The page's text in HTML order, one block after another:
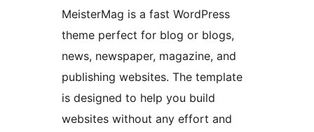
MeisterMag is a fast WordPress
theme perfect for blog or blogs,
news, newspaper, magazine, and
publishing websites. The template
is designed to help you build
websites without any effort and